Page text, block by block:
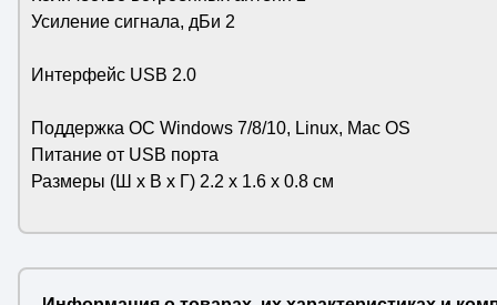
Усиление сигнала, дБи 2
Интерфейс USB 2.0
Поддержка ОС Windows 7/8/10, Linux, Mac OS
Питание от USB порта
Размеры (Ш х В х Г) 2.2 х 1.6 х 0.8 см